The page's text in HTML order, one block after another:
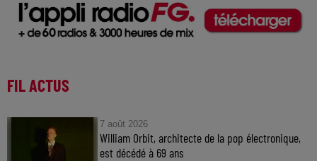
FIL ACTUS
7 août 2026
William Orbit, architecte de la pop électronique,
est décédé à 69 ans